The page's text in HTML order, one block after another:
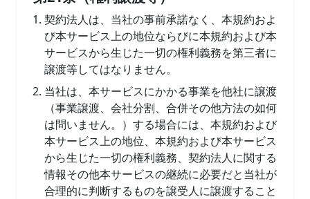
契約法人は、当社の事前承諾なく、本規約およ
び本サービス上の地位ならびに本規約および本
サービスから生じた一切の権利義務を第三者に
譲渡等してはなりません。
当社は、本サービスにかかる事業を他社に譲渡
（事業譲渡、会社分割、合併その他方法の如何
は問いません。）する場合には、本規約および
本サービス上の地位、本規約および本サービス
から生じた一切の権利義務、契約法人に関する
情報その他本サービスの継続に必要だと当社が
合理的に判断するものを譲受人に譲渡すること